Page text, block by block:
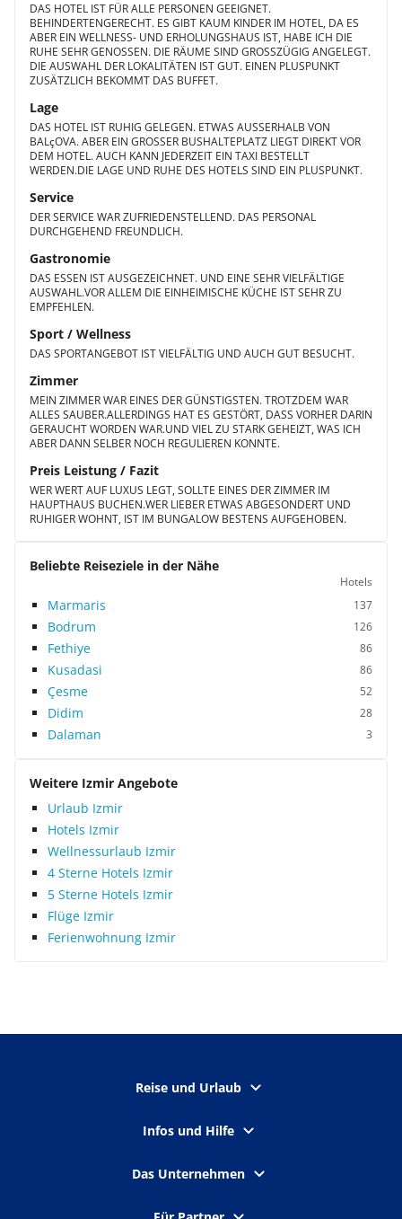
DAS HOTEL IST FÜR ALLE PERSONEN GEEIGNET.
BEHINDERTENGERECHT. ES GIBT KAUM KINDER IM HOTEL, DA ES
ABER EIN WELLNESS- UND ERHOLUNGSHAUS IST, HABE ICH DIE
RUHE SEHR GENOSSEN. DIE RÄUME SIND GROSSZÜGIG ANGELEGT.
DIE AUSWAHL DER LOKALITÄTEN IST GUT. EINEN PLUSPUNKT
ZUSÄTZLICH BEKOMMT DAS BUFFET.
Lage
DAS HOTEL IST RUHIG GELEGEN. ETWAS AUSSERHALB VON
BALçOVA. ABER EIN GROSSER BUSHALTEPLATZ LIEGT DIREKT VOR
DEM HOTEL. AUCH KANN JEDERZEIT EIN TAXI BESTELLT
WERDEN.DIE LAGE UND RUHE DES HOTELS SIND EIN PLUSPUNKT.
Service
DER SERVICE WAR ZUFRIEDENSTELLEND. DAS PERSONAL
DURCHGEHEND FREUNDLICH.
Gastronomie
DAS ESSEN IST AUSGEZEICHNET. UND EINE SEHR VIELFÄLTIGE
AUSWAHL.VOR ALLEM DIE EINHEIMISCHE KÜCHE IST SEHR ZU
EMPFEHLEN.
Sport / Wellness
DAS SPORTANGEBOT IST VIELFÄLTIG UND AUCH GUT BESUCHT.
Zimmer
MEIN ZIMMER WAR EINES DER GÜNSTIGSTEN. TROTZDEM WAR
ALLES SAUBER.ALLERDINGS HAT ES GESTÖRT, DASS VORHER DARIN
GERAUCHT WORDEN WAR.UND VIEL ZU STARK GEHEIZT, WAS ICH
ABER DANN SELBER NOCH REGULIEREN KONNTE.
Preis Leistung / Fazit
WER WERT AUF LUXUS LEGT, SOLLTE EINES DER ZIMMER IM
HAUPTHAUS BUCHEN.WER LIEBER ETWAS ABGESONDERT UND
RUHIGER WOHNT, IST IM BUNGALOW BESTENS AUFGEHOBEN.
Beliebte Reiseziele in der Nähe
Hotels
Marmaris 137
Bodrum 126
Fethiye 86
Kusadasi 86
Çesme 52
Didim 28
Dalaman 3
Weitere Izmir Angebote
Urlaub Izmir
Hotels Izmir
Wellnessurlaub Izmir
4 Sterne Hotels Izmir
5 Sterne Hotels Izmir
Flüge Izmir
Ferienwohnung Izmir
Reise und Urlaub
Infos und Hilfe
Das Unternehmen